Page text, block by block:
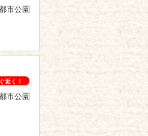
市公園
近く！
市公園